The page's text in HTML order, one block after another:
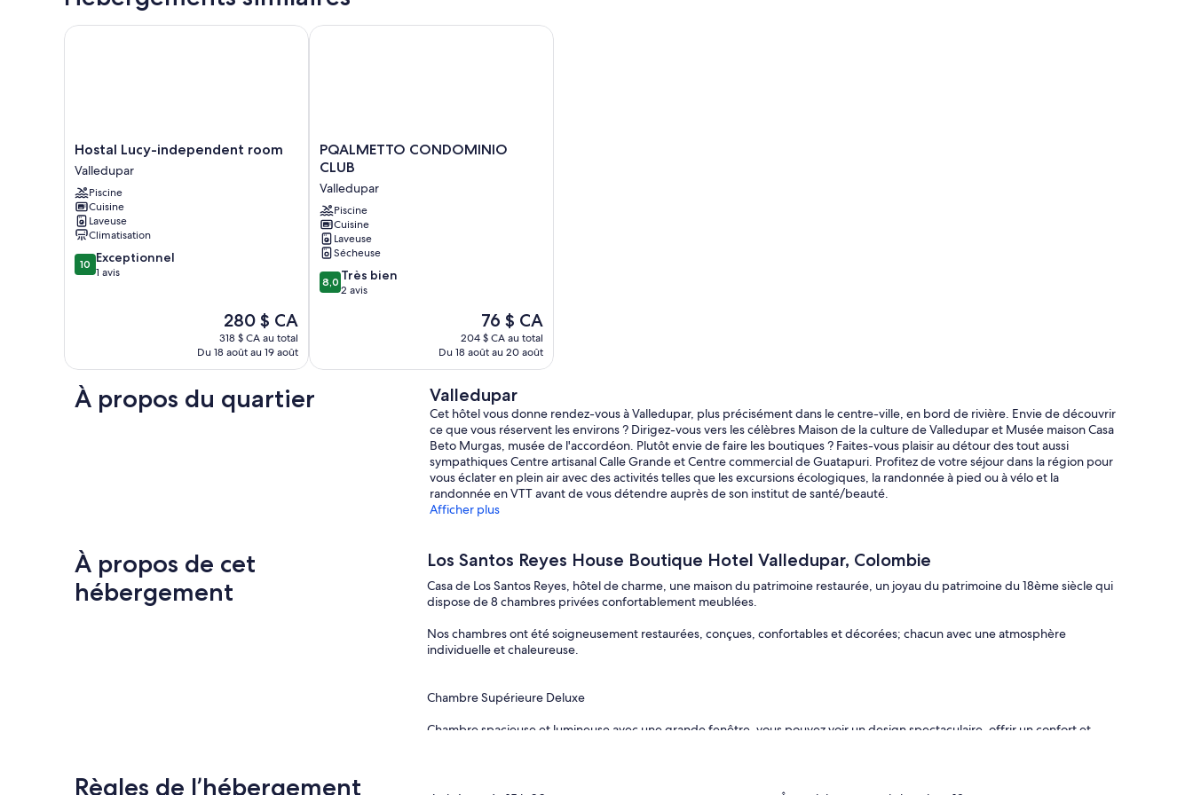
Hostal
Lucy-
independent
room
Valledupar
Hostal Lucy-independent room
Valledupar
Piscine
Cuisine
Laveuse
Climatisation
10.0
sur
10 Exceptionnel
1 avis
Le
prix
est
280 $ CA
318 $ CA au total
Du 18 août au 19 août
Hostal Lucy-independent room
PQALMETTO
CONDOMINIO
Valledupar
PQALMETTO CONDOMINIO
CLUB
Valledupar
Piscine
Cuisine
Laveuse
Sécheuse
8.0
sur
8,0 Très bien
2 avis
Le
prix
est
76 $ CA
204 $ CA au total
Du 18 août au 20 août
PQALMETTO CONDOMINIO CLUB
À propos du quartier Valledupar
Cet hôtel vous donne rendez-vous à Valledupar, plus précisément dans le centre-ville, en bord de rivière. Envie de découvrir
ce que vous réservent les environs ? Dirigez-vous vers les célèbres Maison de la culture de Valledupar et Musée maison Casa
Beto Murgas, musée de l'accordéon. Plutôt envie de faire les boutiques ? Faites-vous plaisir au détour des tout aussi
sympathiques Centre artisanal Calle Grande et Centre commercial de Guatapuri. Profitez de votre séjour dans la région pour
vous éclater en plein air avec des activités telles que les excursions écologiques, la randonnée à pied ou à vélo et la
randonnée en VTT avant de vous détendre auprès de son institut de santé/beauté.
Afficher plus
À propos de cet
hébergement
Los Santos Reyes House Boutique Hotel Valledupar, Colombie
Casa de Los Santos Reyes, hôtel de charme, une maison du patrimoine restaurée, un joyau du patrimoine du 18ème siècle qui
dispose de 8 chambres privées confortablement meublées.
Nos chambres ont été soigneusement restaurées, conçues, confortables et décorées; chacun avec une atmosphère
individuelle et chaleureuse.
Chambre Supérieure Deluxe
Chambre spacieuse et lumineuse avec une grande fenêtre, vous pouvez voir un design spectaculaire, offrir un confort et
Règles de l’hébergement